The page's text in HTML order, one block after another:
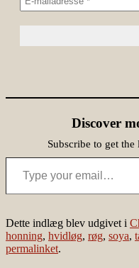
Discover
Subscribe to get
Type your email…
Dette indlæg blev udgivet i
honning, hvidløg, røg, soya,
permalinket.